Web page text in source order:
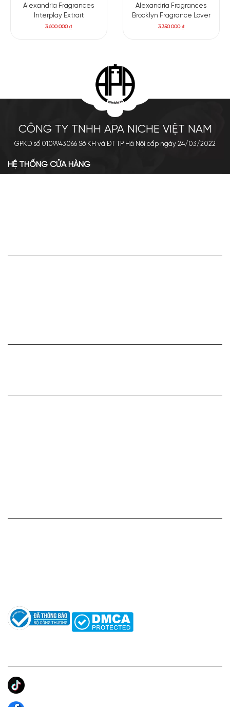
Alexandria Fragrances
Interplay Extrait
3.600.000₫
Alexandria Fragrances
Brooklyn Fragrance Lover
3.350.000₫
CÔNG TY TNHH APA NICHE VIỆT NAM
GPKD số 0109943066 Sở KH và ĐT TP Hà Nội cấp ngày 24/03/2022
HỆ THỐNG CỬA HÀNG